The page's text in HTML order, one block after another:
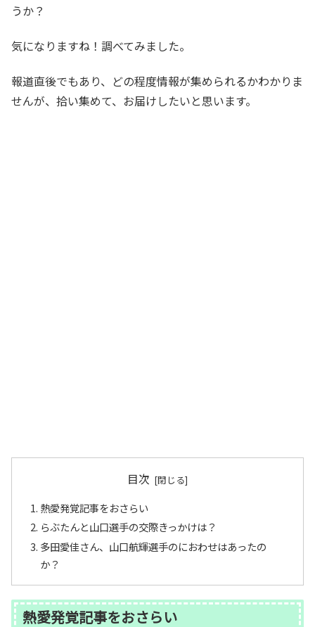
うか？
気になりますね！調べてみました。
報道直後でもあり、どの程度情報が集められるかわかりま
せんが、拾い集めて、お届けしたいと思います。
目次
熱愛発覚記事をおさらい
らぶたんと山口選手の交際きっかけは？
多田愛佳さん、山口航輝選手のにおわせはあったの
か？
熱愛発覚記事をおさらい